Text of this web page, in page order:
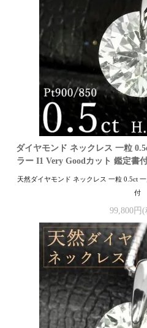
ダイヤモンド ネックレス 一粒
ラー I1 Very Goodカット 鑑定書
天然ダイヤモンド ネックレス 一粒 0.5ct
付
99,800円